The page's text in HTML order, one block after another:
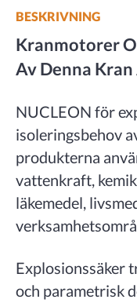
BESKRIVNING
Kranmotorer
Av Denna
NUCLEON för
isoleringsbehov
produkterna
vattenkraft,
läkemedel,
Explosionssäker
och parametrisk